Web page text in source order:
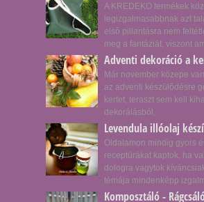
A KREDEKO termékek
legizgalmasabbnak azt
első pillantásra nem
meg a fantáziát, viszont
Adventi dekoráció a
Már november közepe
az adventi készülődésre
kertet, teraszt sem kell
dekorálásból.
Levendula illóolaj
Oldalamon mindig gyors
receptúrákat kaptok, ha
dologra vagytok
témája mindenképp
Komposztáló -